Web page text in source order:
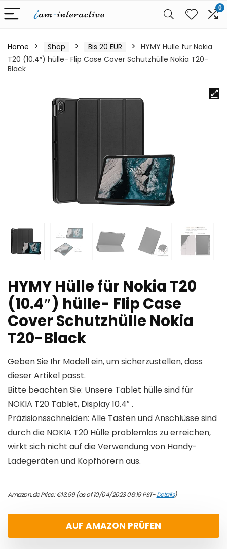
0
Home Shop Bis 20 EUR
HYMY Hülle für Nokia
T20 (10.4″) hülle- Flip Case Cover Schutzhülle Nokia T20-
Black
HYMY Hülle für Nokia T20
(10.4″) hülle- Flip Case
Cover Schutzhülle Nokia
T20-Black
Geben Sie Ihr Modell ein, um sicherzustellen, dass
dieser Artikel passt.
Bitte beachten Sie: Unsere Tablet hülle sind für
NOKIA T20 Tablet, Display 10.4″ .
Präzisionsschneiden: Alle Tasten und Anschlüsse sind
durch die NOKIA T20 Hülle problemlos zu erreichen,
wirkt sich nicht auf die Verwendung von Handy-
Ladegeräten und Kopfhörern aus.
Amazon.de Price:€13.99(as of 10/04/2023 06:19 PST-Details)
AUF AMAZON PRÜFEN